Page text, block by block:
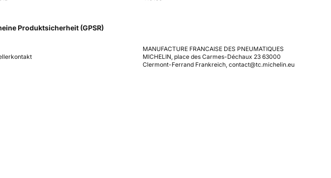
Produktsicherheit (GPSR)
MANUFACTURE FRANCAISE DES PNEUMATIQUES
MICHELIN, place des Carmes-Déchaux 23 63000
Clermont-Ferrand Frankreich, contact@tc.michelin.eu